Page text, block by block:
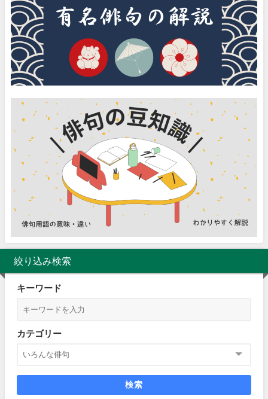
絞り込み検索
キーワード
カテゴリー
検索